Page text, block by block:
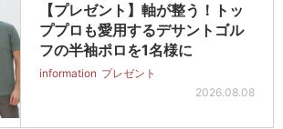
【プレゼント】軸が整う！トッ
ププロも愛用するデサントゴル
フの半袖ポロを1名様に
information プレゼント
2026.08.08